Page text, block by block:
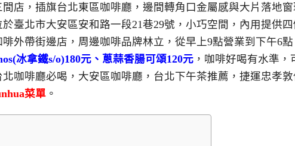
店，插旗台北東區咖啡廳，邊間轉角口金屬感與大片落地窗
於臺北市大安區安和路一段21巷29號，小巧空間，內用提供四
外帶街邊店，周邊咖啡品牌林立，從早上9點營業到下午6點
冰拿鐵s/o)180元、蔥蒜香腸可頌120元 ，咖啡好喝有水準，
咖啡廳必喝，大安區咖啡廳，台北下午茶推薦，捷運忠孝
菜單 。